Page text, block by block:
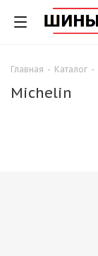
Главная - Каталог -
Michelin